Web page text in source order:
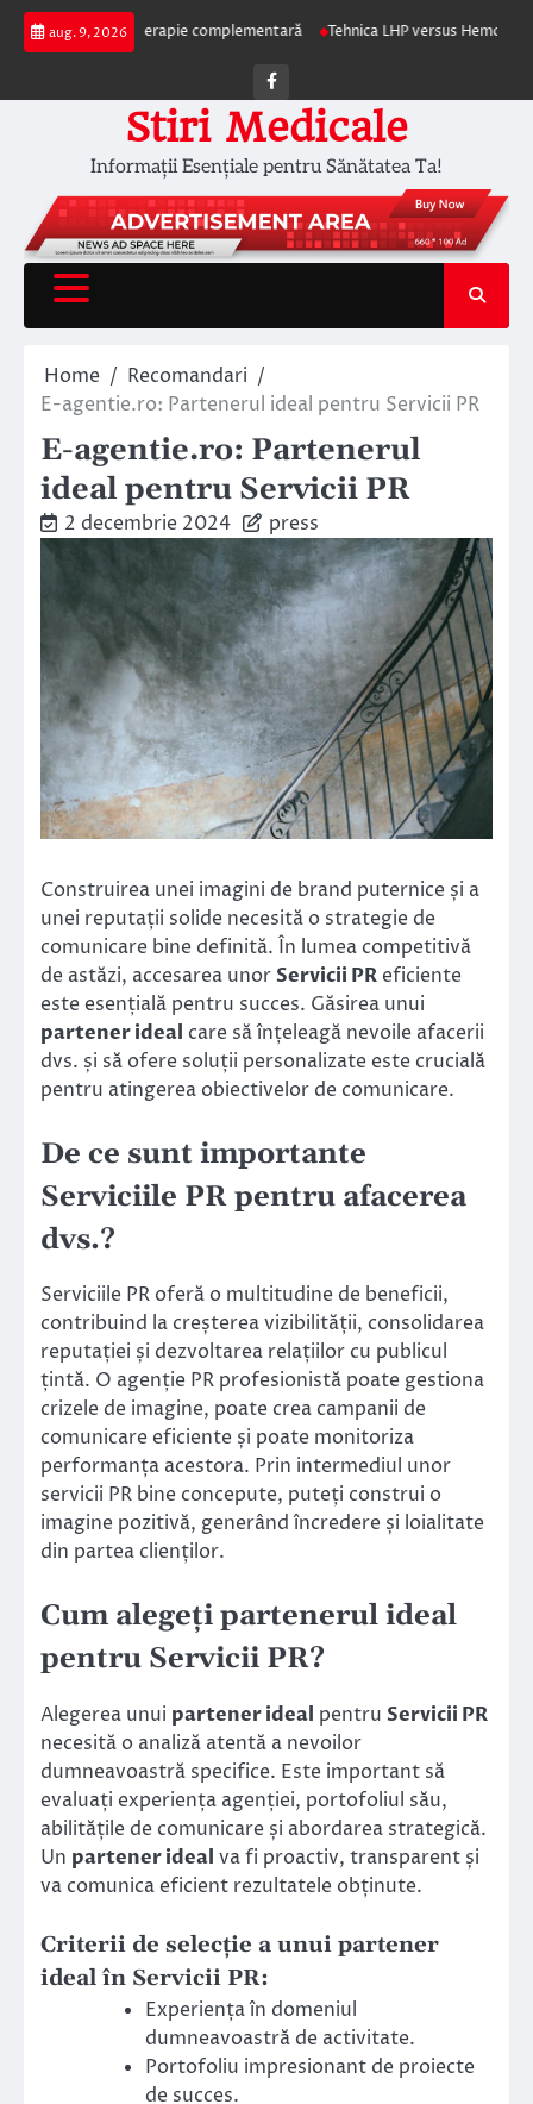
Skip
aug. 9, 2026
ca terapie complementară Tehnica LHP versus Hemoroidectomia
Facebook
Stiri Medicale
Informații Esențiale pentru Sănătatea Ta!
Home
Recomandari
E-agentie.ro: Partenerul ideal pentru Servicii PR
E-agentie.ro: Partenerul
ideal pentru Servicii PR
2 decembrie 2024 press
Construirea unei imagini de brand puternice și a
unei reputații solide necesită o strategie de
comunicare bine definită. În lumea competitivă
de astăzi, accesarea unorServicii PR eficiente
este esențială pentru succes. Găsirea unui
partener ideal care să înțeleagă nevoile afacerii
dvs. și să ofere soluții personalizate este crucială
pentru atingerea obiectivelor de comunicare.
De ce sunt importante
Serviciile PR pentru afacerea
dvs.?
Serviciile PR oferă o multitudine de beneficii,
contribuind la creșterea vizibilității, consolidarea
reputației și dezvoltarea relațiilor cu publicul
țintă. O agenție PR profesionistă poate gestiona
crizele de imagine, poate crea campanii de
comunicare eficiente și poate monitoriza
performanța acestora. Prin intermediul unor
servicii PR bine concepute, puteți construi o
imagine pozitivă, generând încredere și loialitate
din partea clienților.
Cum alegeți partenerul ideal
pentru Servicii PR?
Alegerea unui partener ideal pentru Servicii PR
necesită o analiză atentă a nevoilor
dumneavoastră specifice. Este important să
evaluați experiența agenției, portofoliul său,
abilitățile de comunicare și abordarea strategică.
Un partener ideal va fi proactiv, transparent și
va comunica eficient rezultatele obținute.
Criterii de selecție a unui partener
ideal în Servicii PR:
Experiența în domeniul
dumneavoastră de activitate.
Portofoliu impresionant de proiecte
de succes.